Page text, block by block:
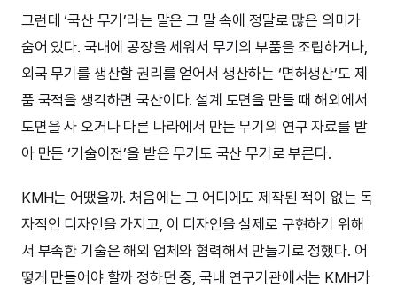
그런데 ‘국산 무기’라는 말은 그 말 속에 정말로 많은 의미가
숨어 있다. 국내에 공장을 세워서 무기의 부품을 조립하거나,
외국 무기를 생산할 권리를 얻어서 생산하는 ‘면허생산’도 제
품 국적을 생각하면 국산이다. 설계 도면을 만들 때 해외에서
도면을 사 오거나 다른 나라에서 만든 무기의 연구 자료를 받
아 만든 ‘기술이전’을 받은 무기도 국산 무기로 부른다.
KMH는 어땠을까. 처음에는 그 어디에도 제작된 적이 없는 독
자적인 디자인을 가지고, 이 디자인을 실제로 구현하기 위해
서 부족한 기술은 해외 업체와 협력해서 만들기로 정했다. 어
떻게 만들어야 할까 정하던 중, 국내 연구기관에서는 KMH가